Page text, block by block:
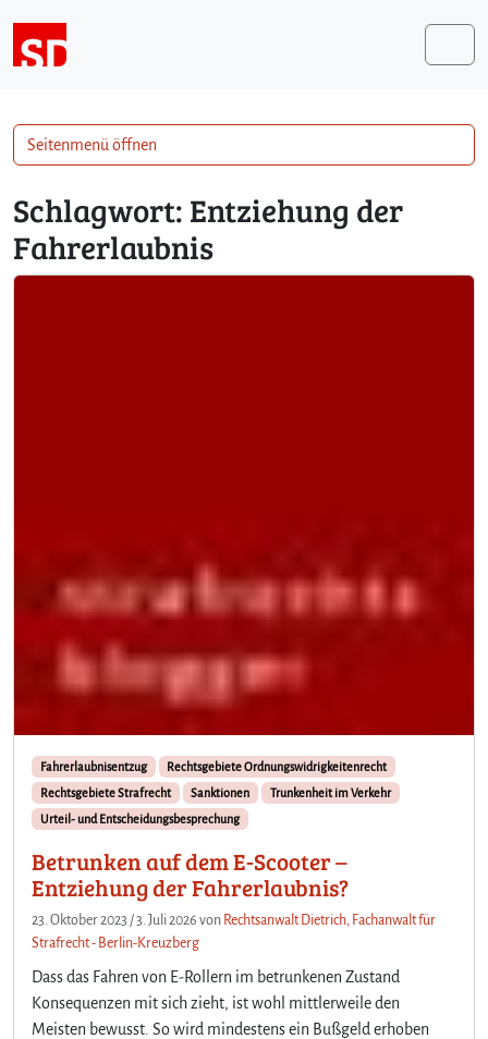
Schlagwort: Entziehung der
Fahrerlaubnis
Fahrerlaubnisentzug
Rechtsgebiete Ordnungswidrigkeitenrecht
Rechtsgebiete Strafrecht
Sanktionen
Trunkenheit im Verkehr
Urteil- und Entscheidungsbesprechung
Betrunken auf dem E-Scooter –
Entziehung der Fahrerlaubnis?
23. Oktober 2023 /3. Juli 2026 von Rechtsanwalt Dietrich, Fachanwalt für
Strafrecht - Berlin-Kreuzberg
Dass das Fahren von E-Rollern im betrunkenen Zustand
Konsequenzen mit sich zieht, ist wohl mittlerweile den
Meisten bewusst. So wird mindestens ein Bußgeld erhoben
Seitenmenü öffnen